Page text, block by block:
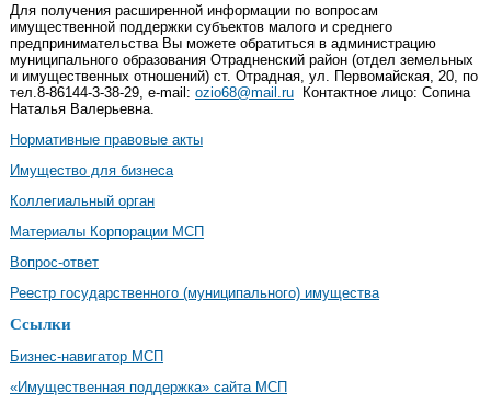
Для получения расширенной информации по вопросам
имущественной поддержки субъектов малого и среднего
предпринимательства Вы можете обратиться в администрацию
муниципального образования Отрадненский район (отдел земельных
и имущественных отношений) ст. Отрадная, ул. Первомайская, 20, по
тел.8-86144-3-38-29, е-mail: ozio68@mail.ru Контактное лицо: Сопина
Наталья Валерьевна.
Нормативные правовые акты
Имущество для бизнеса
Коллегиальный орган
Материалы Корпорации МСП
Вопрос-ответ
Реестр государственного (муниципального) имущества
Ссылки
Бизнес-навигатор МСП
«Имущественная поддержка» сайта МСП